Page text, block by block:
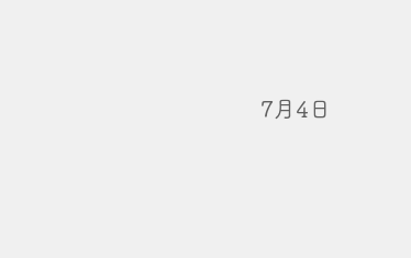
​7月4日